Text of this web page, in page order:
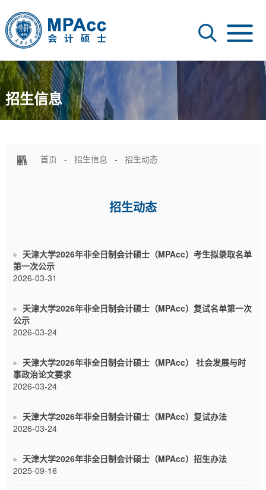
招生信息
首页 - 招生信息 - 招生动态
招生动态
天津大学2026年非全日制会计硕士（MPAcc）考生拟录取名单
第一次公示
2026-03-31
天津大学2026年非全日制会计硕士（MPAcc）复试名单第一次
公示
2026-03-24
天津大学2026年非全日制会计硕士（MPAcc） 社会发展与时
事政治论文要求
2026-03-24
天津大学2026年非全日制会计硕士（MPAcc）复试办法
2026-03-24
天津大学2026年非全日制会计硕士（MPAcc）招生办法
2025-09-16